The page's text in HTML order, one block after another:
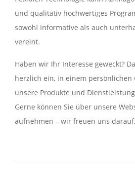
und qualitativ hochwertiges
sowohl informative als auch
vereint.
Haben wir Ihr Interesse geweckt?
herzlich ein, in einem persönlichen
unsere Produkte und
Gerne können Sie über unsere
aufnehmen – wir freuen uns